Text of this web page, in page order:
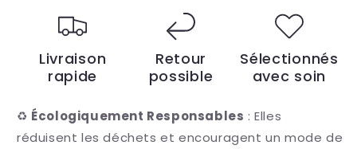
Livraison
rapide
Retour
possible
Sélectionnés
avec soin
♻️ Écologiquement Responsables : Elles
réduisent les déchets et encouragent un mode de